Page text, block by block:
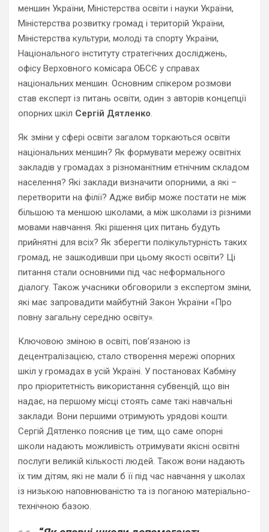
меншин України, Міністерства освіти і науки України,
Міністерства розвитку громад і територій України,
Міністерства культури, молоді та спорту України,
Національного інституту стратегічних досліджень,
офісу Верховного комісара ОБСЄ у справах
національних меншин. Основним спікером розмови
став експерт із питань освіти, один з авторів концепції
опорних шкіл Сергій Дятленко.
Як зміни у сфері освіти загалом торкаються освіти
національних меншин? Як формувати мережу освітніх
закладів у громадах з різноманітним етнічним складом
населення? Які заклади визначити опорними, а які –
перетворити на філії? Адже вибір може постати не між
більшою та меншою школами, а між школами із різними
мовами навчання. Які рішення цих питань будуть
прийнятні для всіх? Як зберегти полікультурність таких
громад, не зашкодивши при цьому якості освіти? Ці
питання стали основними під час неформального
діалогу. Також учасники обговорили з експертом зміни,
які має запровадити майбутній Закон України «Про
повну загальну середню освіту».
Ключовою зміною в освіті, пов’язаною із
децентралізацією, стало створення мережі опорних
шкіл у громадах в усій Україні. У постановах Кабміну
про пріоритетність використання субвенцій, що він
надає, на першому місці стоять саме такі навчальні
заклади. Вони першими отримують урядові кошти.
Сергій Дятленко пояснив це тим, що саме опорні
школи надають можливість отримувати якісні освітні
послуги великій кількості людей. Також вони надають
їх тим дітям, які не мали б її під час навчання у школах
із низькою наповнюваністю та із поганою матеріально-
технічною базою.